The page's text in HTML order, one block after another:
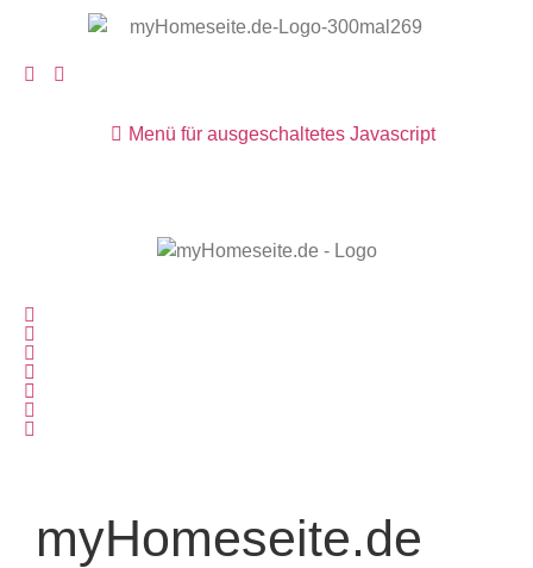
Menü für ausgeschaltetes Javascript
myHomeseite.de